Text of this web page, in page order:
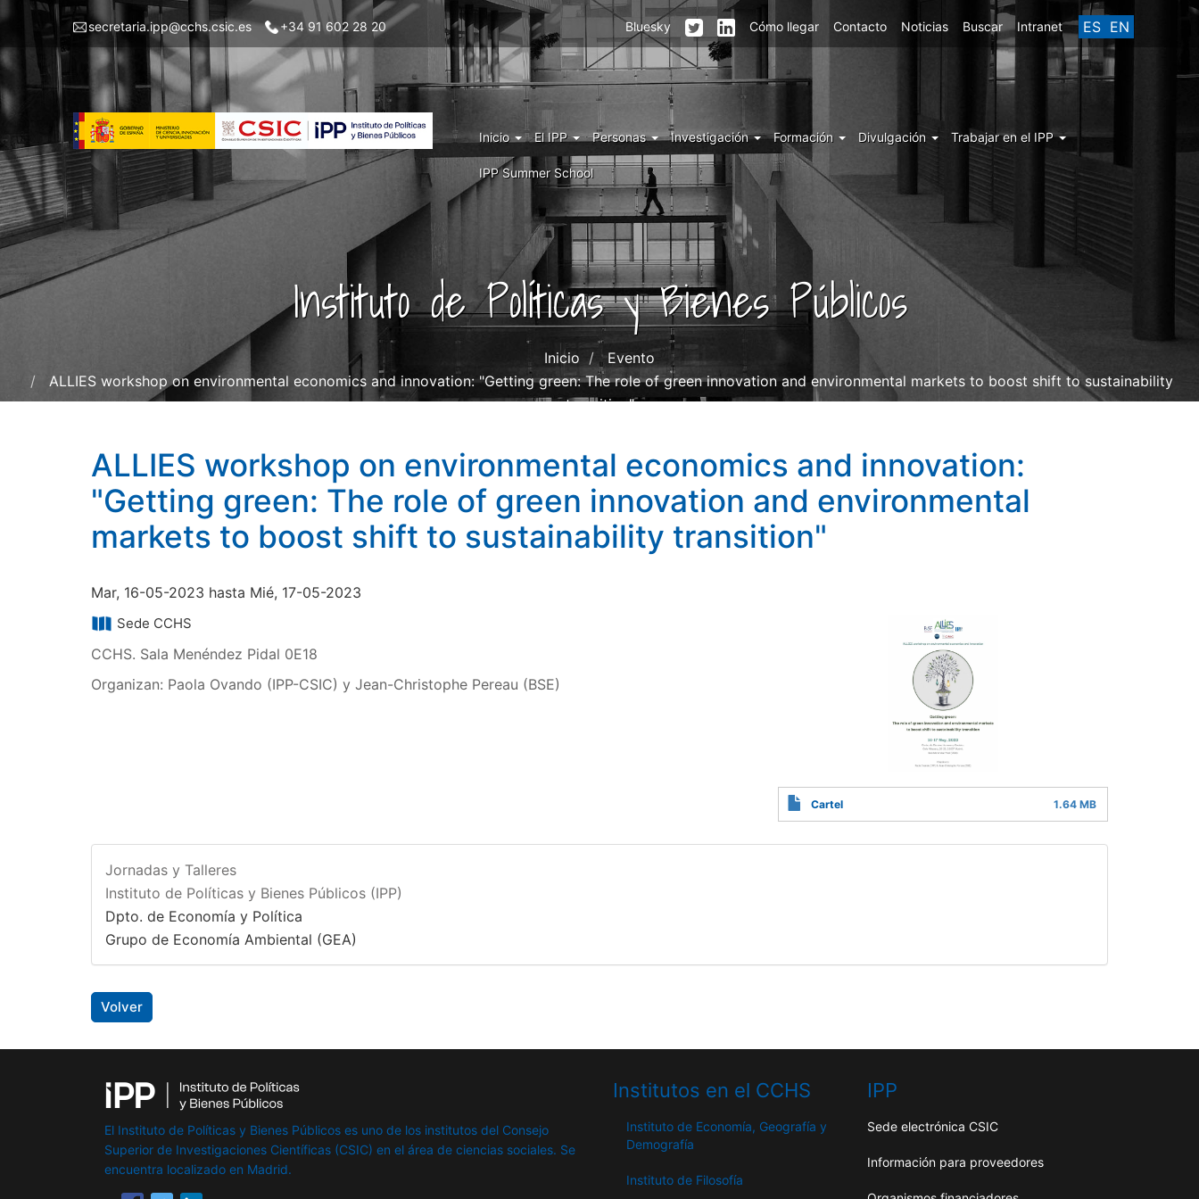
Pasar
contenido
principal
Menu
IPP
secretaria.ipp@cchs.csic.es +34 91 602 28 20 ES EN
Menu
top
right
IPP
Bluesky Cómo llegar Contacto Noticias Buscar Intranet
Menu
Inicio El IPP Personas Investigación Formación Divulgación Trabajar en el IPP
IPP Summer School
Instituto de Políticas y Bienes Públicos
Inicio
Evento
ALLIES workshop on environmental economics and innovation: "Getting green: The role of green innovation and environmental markets to boost shift to sustainability
transition"
ALLIES workshop on environmental economics and innovation:
"Getting green: The role of green innovation and environmental
markets to boost shift to sustainability transition"
Mar, 16-05-2023 hasta Mié, 17-05-2023
Sede CCHS
CCHS. Sala Menéndez Pidal 0E18
Organizan: Paola Ovando (IPP-CSIC) y Jean-Christophe Pereau (BSE)
Cartel 1.64 MB
Jornadas y Talleres
Instituto de Políticas y Bienes Públicos (IPP)
Dpto. de Economía y Política
Grupo de Economía Ambiental (GEA)
Volver
El Instituto de Políticas y Bienes Públicos es uno de los institutos del Consejo
Superior de Investigaciones Científicas (CSIC) en el área de ciencias sociales. Se
encuentra localizado en Madrid.
Institutos en el CCHS
Instituto de Economía, Geografía y
Demografía
Instituto de Filosofía
IPP
Sede electrónica CSIC
Información para proveedores